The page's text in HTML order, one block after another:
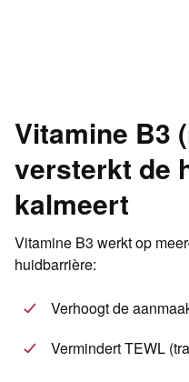
Vitamine B3
versterkt de
kalmeert
Vitamine B3 werkt op
huidbarrière:
Verhoogt de
Vermindert TEWL